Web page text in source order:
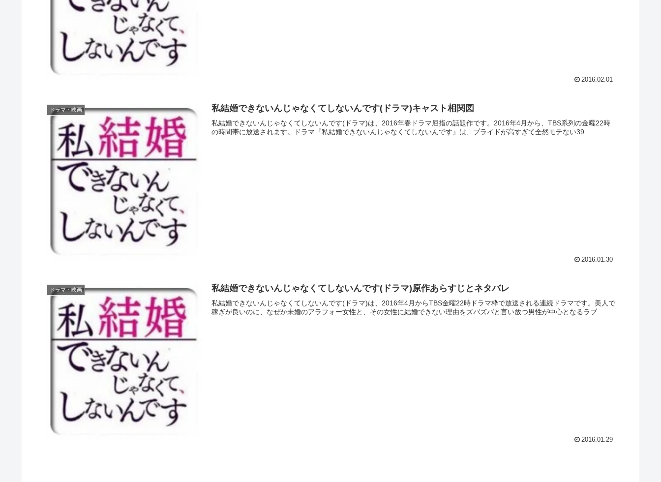
2016.02.01
ドラマ・映画 私結婚できないんじゃなくてしないんです(ドラマ)キャスト相関図
私結婚できないんじゃなくてしないんです(ドラマ)は、2016年春ドラマ屈指の話題作です。2016年4月から、TBS系列の金曜22時
の時間帯に放送されます。ドラマ『私結婚できないんじゃなくてしないんです』は、プライドが高すぎて全然モテない39...
2016.01.30
ドラマ・映画 私結婚できないんじゃなくてしないんです(ドラマ)原作あらすじとネタバレ
私結婚できないんじゃなくてしないんです(ドラマ)は、2016年4月からTBS金曜22時ドラマ枠で放送される連続ドラマです。美人で
稼ぎが良いのに、なぜか未婚のアラフォー女性と、その女性に結婚できない理由をズバズバと言い放つ男性が中心となるラブ...
2016.01.29